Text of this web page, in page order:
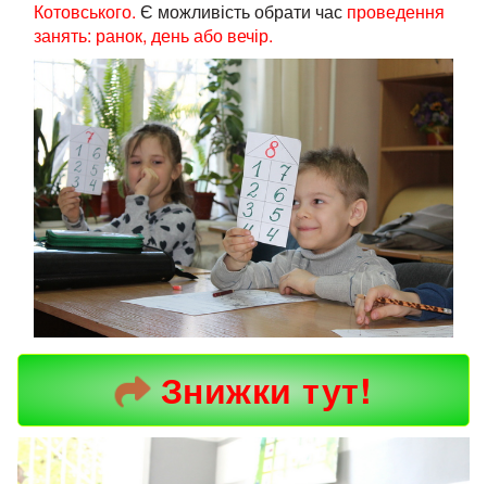
Котовського. Є можливість обрати час проведення
занять: ранок, день або вечір.
Знижки тут!